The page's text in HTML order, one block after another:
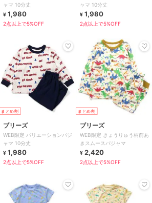
ャマ 10分丈
¥ 1,980
2点以上で5%OFF
ャマ 10分丈
¥ 1,980
2点以上で5%OFF
まとめ割
ブリーズ
WEB限定 バリエーションパジ
ャマ 10分丈
¥ 1,980
2点以上で5%OFF
まとめ割
ブリーズ
WEB限定 きょうりゅう柄前あ
きスムースパジャマ
¥ 2,420
2点以上で5%OFF